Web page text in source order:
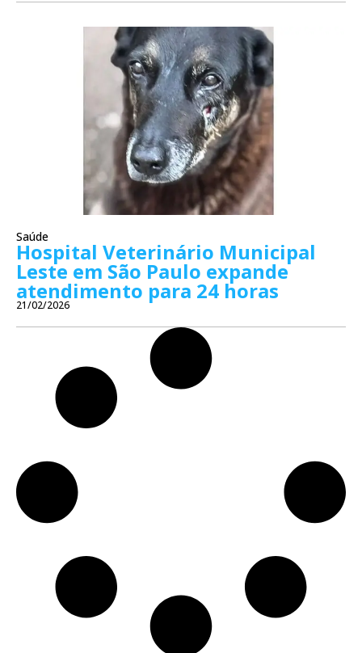
Saúde
Hospital Veterinário Municipal
Leste em São Paulo expande
atendimento para 24 horas
21/02/2026